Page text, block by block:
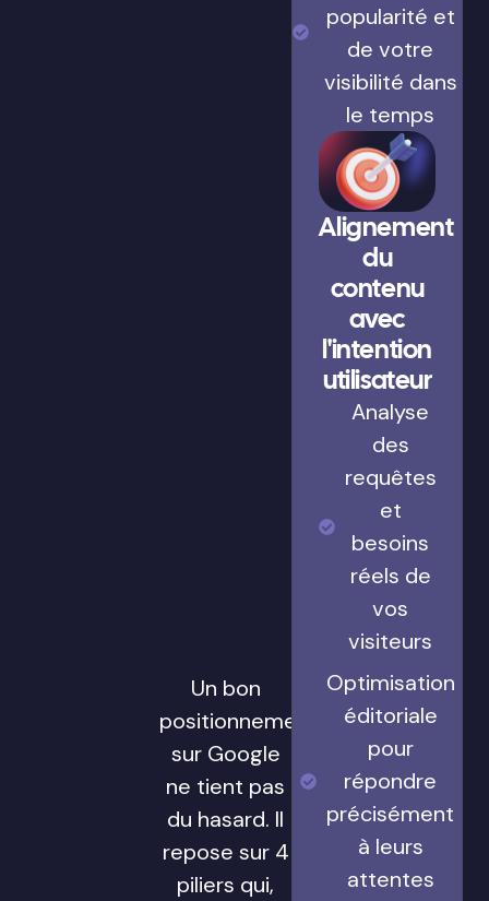
Un bon
positionnement
sur Google
ne tient pas
du hasard. Il
repose sur 4
piliers qui,
popularité et
de votre
visibilité dans
le temps
Alignement
du
contenu
avec
l'intention
utilisateur
Analyse
des
requêtes
et
besoins
réels de
vos
visiteurs
Optimisation
éditoriale
pour
répondre
précisément
à leurs
attentes